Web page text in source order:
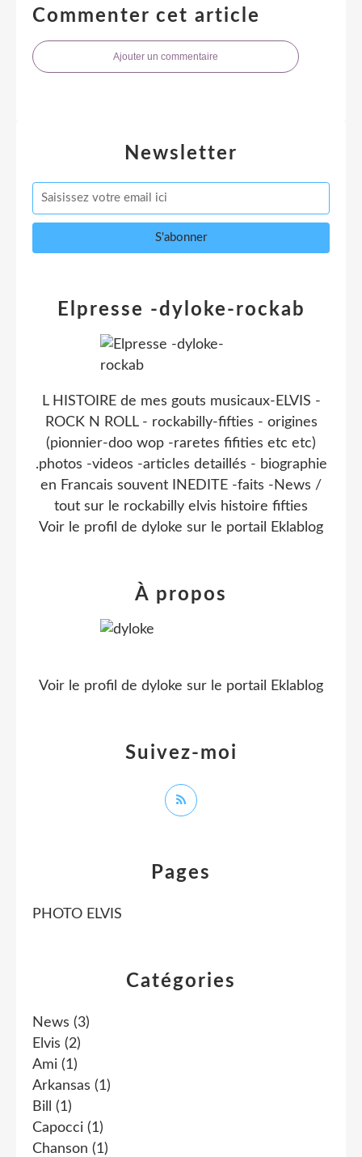
Commenter cet article
Ajouter un commentaire
Newsletter
Catégories
News (3)
Elvis (2)
Ami (1)
Arkansas (1)
Bill
(1)
Capocci (1)
Chanson (1)
Pages
PHOTO ELVIS
Elpresse -dyloke-rockab
L HISTOIRE de mes gouts musicaux-ELVIS -
ROCK N ROLL - rockabilly-fifties - origines
(pionnier-doo wop -raretes fifities etc etc)
.photos -videos -articles detaillés - biographie
en Francais souvent INEDITE -faits -News /
tout sur le rockabilly elvis histoire fifties
Voir le profil de dyloke sur le portail Eklablog
Suivez-moi
À propos
Voir le profil de dyloke sur le portail Eklablog